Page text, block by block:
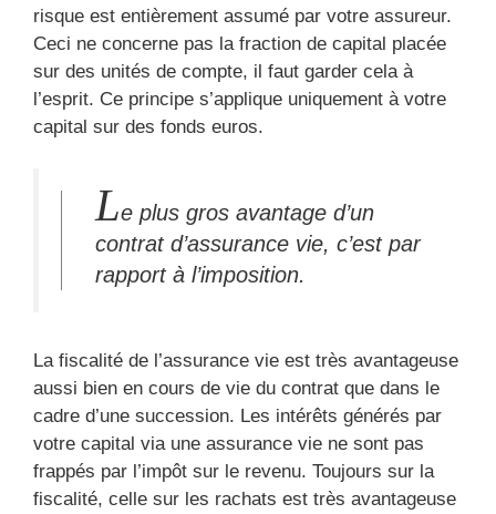
risque est entièrement assumé par votre assureur.
Ceci ne concerne pas la fraction de capital placée
sur des unités de compte, il faut garder cela à
l’esprit. Ce principe s’applique uniquement à votre
capital sur des fonds euros.
Le plus gros avantage d’un
contrat d’assurance vie, c’est par
rapport à l’imposition.
La fiscalité de l’assurance vie est très avantageuse
aussi bien en cours de vie du contrat que dans le
cadre d’une succession. Les intérêts générés par
votre capital via une assurance vie ne sont pas
frappés par l’impôt sur le revenu. Toujours sur la
fiscalité, celle sur les rachats est très avantageuse